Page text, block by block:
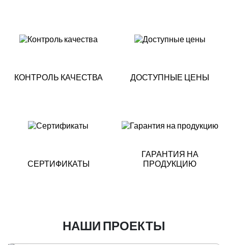
КОНТРОЛЬ КАЧЕСТВА ДОСТУПНЫЕ ЦЕНЫ
СЕРТИФИКАТЫ
ГАРАНТИЯ НА
ПРОДУКЦИЮ
НАШИ ПРОЕКТЫ